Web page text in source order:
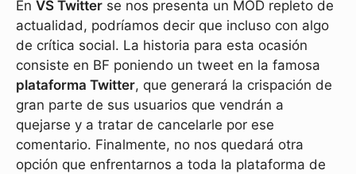
En VS Twitter se nos presenta un MOD repleto de
actualidad, podríamos decir que incluso con algo
de crítica social. La historia para esta ocasión
consiste en BF poniendo un tweet en la famosa
plataforma Twitter, que generará la crispación de
gran parte de sus usuarios que vendrán a
quejarse y a tratar de cancelarle por ese
comentario. Finalmente, no nos quedará otra
opción que enfrentarnos a toda la plataforma de